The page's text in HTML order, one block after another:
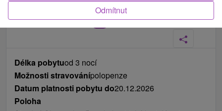
Fotografie od zákazníků+29
Délka pobytuod 3 nocí
Možnosti stravovánípolopenze
Datum platnosti pobytu do20.12.2026
Poloha
Odmítnut